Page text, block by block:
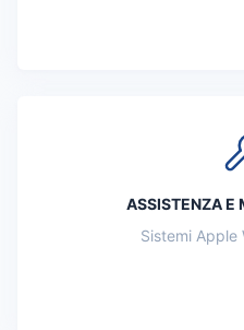
ASSISTENZA E
Sistemi Apple